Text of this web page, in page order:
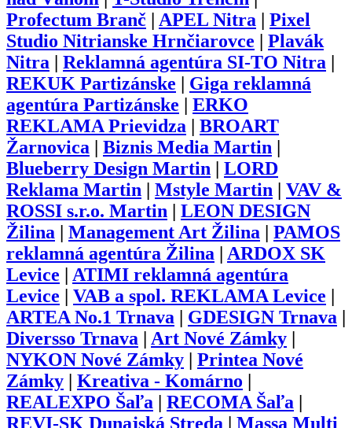
Profectum Branč | APEL Nitra | Pixel
Studio Nitrianske Hrnčiarovce | Plavák
Nitra | Reklamná agentúra SI-TO Nitra |
REKUK Partizánske | Giga reklamná
agentúra Partizánske | ERKO
REKLAMA Prievidza | BROART
Žarnovica | Biznis Media Martin |
Blueberry Design Martin | LORD
Reklama Martin | Mstyle Martin | VAV &
ROSSI s.r.o. Martin | LEON DESIGN
Žilina | Management Art Žilina | PAMOS
reklamná agentúra Žilina | ARDOX SK
Levice | ATIMI reklamná agentúra
Levice | VAB a spol. REKLAMA Levice |
ARTEA No.1 Trnava | GDESIGN Trnava |
Diversso Trnava | Art Nové Zámky |
NYKON Nové Zámky | Printea Nové
Zámky | Kreativa - Komárno |
REALEXPO Šaľa | RECOMA Šaľa |
REVI-SK Dunajská Streda | Massa Multi